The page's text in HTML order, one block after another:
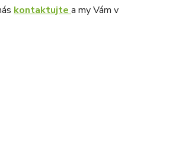
kontaktujte a my Vám v